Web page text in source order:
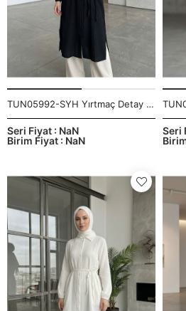
TUN05992-SYH Yırtmaç Detay Uzun Tunik-Siyah
Birim Fiyat : NaN
Seri Fiyat : NaN Seri